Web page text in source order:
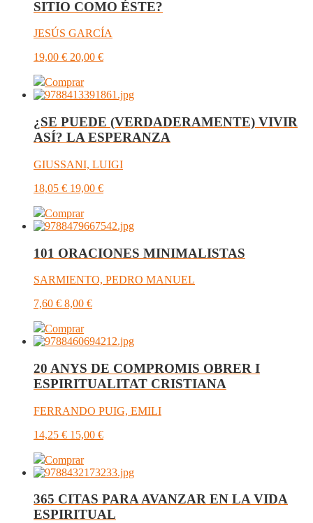
SITIO COMO ÉSTE?
JESÚS GARCÍA
19,00 € 20,00 €
Comprar
¿SE PUEDE (VERDADERAMENTE) VIVIR
ASÍ? LA ESPERANZA
GIUSSANI, LUIGI
18,05 € 19,00 €
Comprar
101 ORACIONES MINIMALISTAS
SARMIENTO, PEDRO MANUEL
7,60 € 8,00 €
Comprar
20 ANYS DE COMPROMIS OBRER I
ESPIRITUALITAT CRISTIANA
FERRANDO PUIG, EMILI
14,25 € 15,00 €
Comprar
365 CITAS PARA AVANZAR EN LA VIDA
ESPIRITUAL